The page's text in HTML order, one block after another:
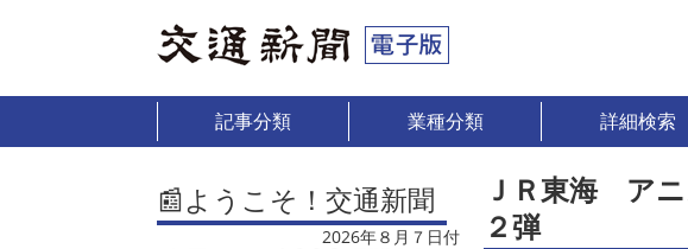
記事分類 業種分類 詳細検索
📰ようこそ！交通新聞
2026年８月７日付
ＪＲ東海 ア
２弾